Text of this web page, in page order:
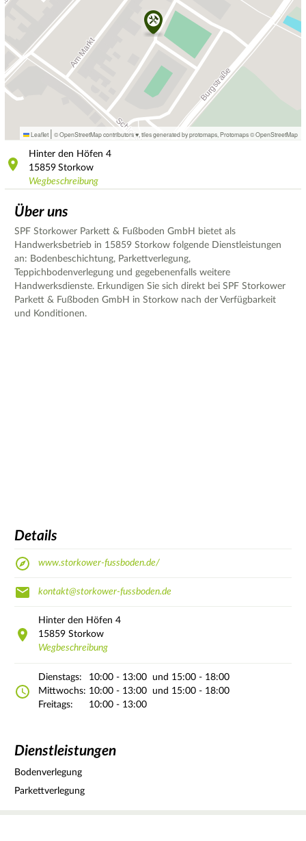
Leaflet | © OpenStreetMap contributors ♥, tiles generated by protomaps Protomaps©OpenStreetMap
Hinter den Höfen 4
15859 Storkow
Wegbeschreibung
Über uns
SPF Storkower Parkett & Fußboden GmbH bietet als
Handwerksbetrieb in 15859 Storkow folgende Dienstleistungen
an: Bodenbeschichtung, Parkettverlegung,
Teppichbodenverlegung und gegebenenfalls weitere
Handwerksdienste. Erkundigen Sie sich direkt bei SPF Storkower
Parkett & Fußboden GmbH in Storkow nach der Verfügbarkeit
und Konditionen.
Details
www.storkower-fussboden.de/
kontakt@storkower-fussboden.de
Hinter den Höfen 4
15859 Storkow
Wegbeschreibung
Dienstags: 10:00 - 13:00
und 15:00 - 18:00
Mittwochs: 10:00 - 13:00
und 15:00 - 18:00
Freitags:
10:00 - 13:00
Dienstleistungen
Bodenverlegung
Parkettverlegung